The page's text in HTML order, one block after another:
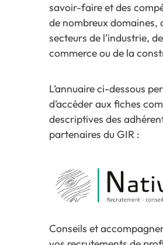
savoir-faire et des
de nombreux domaines,
secteurs de l’industrie,
commerce ou de la
L’annuaire ci-dessous
d’accéder aux fiches
descriptives des
partenaires du GIR :
Conseils et